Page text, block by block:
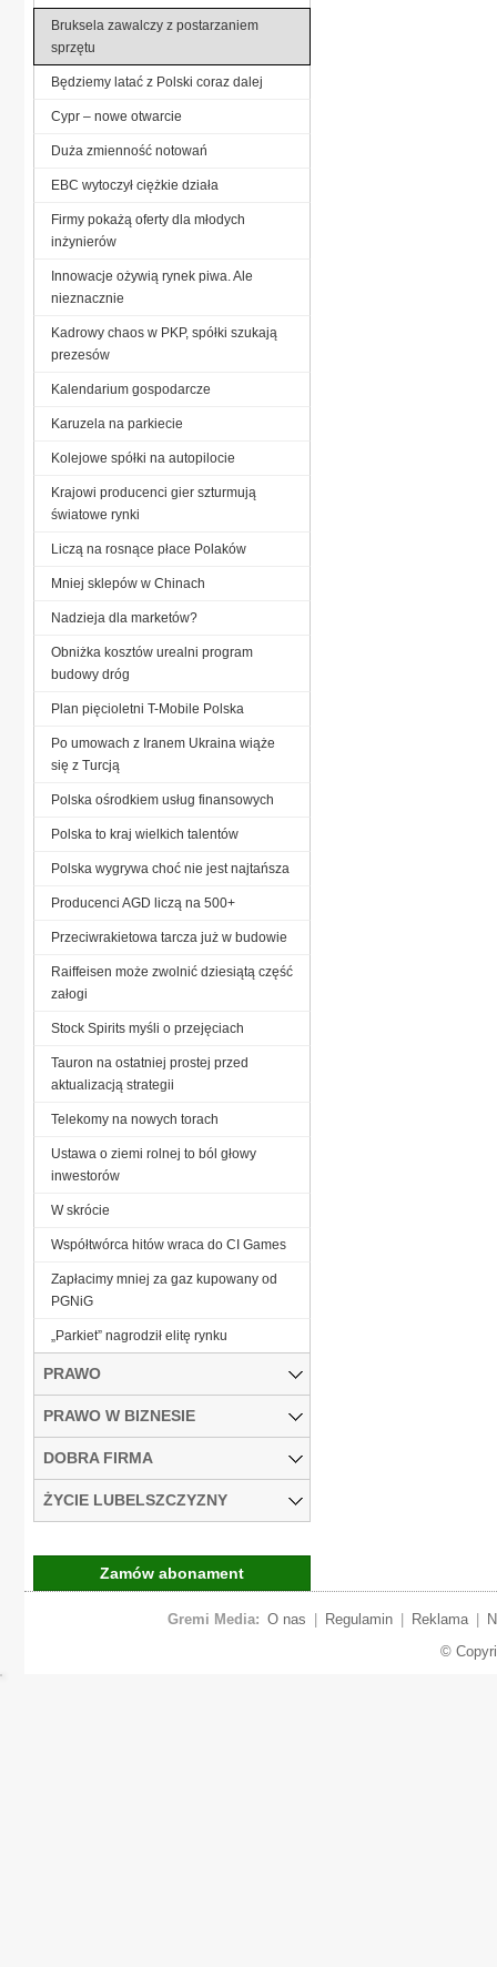
Bruksela zawalczy z postarzaniem
sprzętu
Będziemy latać z Polski coraz dalej
Cypr – nowe otwarcie
Duża zmienność notowań
EBC wytoczył ciężkie działa
Firmy pokażą oferty dla młodych
inżynierów
Innowacje ożywią rynek piwa. Ale
nieznacznie
Kadrowy chaos w PKP, spółki szukają
prezesów
Kalendarium gospodarcze
Karuzela na parkiecie
Kolejowe spółki na autopilocie
Krajowi producenci gier szturmują
światowe rynki
Liczą na rosnące płace Polaków
Mniej sklepów w Chinach
Nadzieja dla marketów?
Obniżka kosztów urealni program
budowy dróg
Plan pięcioletni T-Mobile Polska
Po umowach z Iranem Ukraina wiąże
się z Turcją
Polska ośrodkiem usług finansowych
Polska to kraj wielkich talentów
Polska wygrywa choć nie jest najtańsza
Producenci AGD liczą na 500+
Przeciwrakietowa tarcza już w budowie
Raiffeisen może zwolnić dziesiątą część
załogi
Stock Spirits myśli o przejęciach
Tauron na ostatniej prostej przed
aktualizacją strategii
Telekomy na nowych torach
Ustawa o ziemi rolnej to ból głowy
inwestorów
W skrócie
Współtwórca hitów wraca do CI Games
Zapłacimy mniej za gaz kupowany od
PGNiG
„Parkiet” nagrodził elitę rynku
PRAWO
PRAWO W BIZNESIE
DOBRA FIRMA
ŻYCIE LUBELSZCZYZNY
Zamów abonament
Gremi Media: O nas Regulamin Reklama
©